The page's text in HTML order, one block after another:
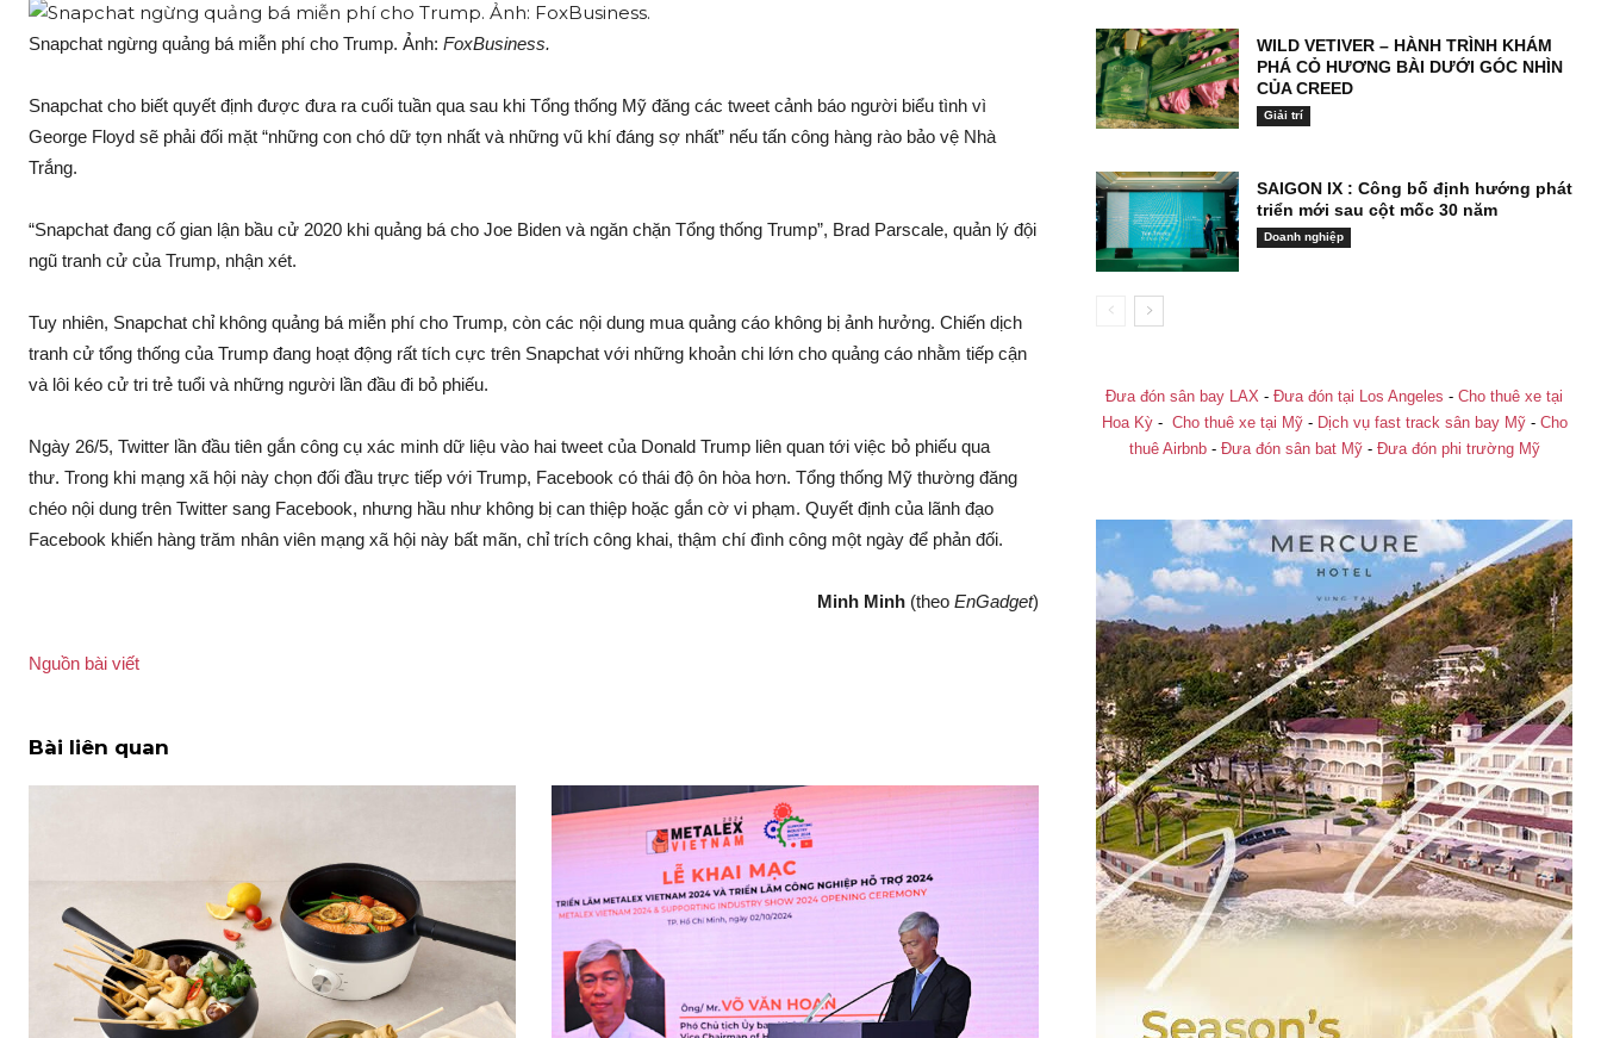
Snapchat ngừng quảng bá miễn phí cho Trump. Ảnh: FoxBusiness.
Snapchat cho biết quyết định được đưa ra cuối tuần qua sau khi Tổng thống Mỹ đăng các tweet cảnh báo người biểu tình vì
George Floyd sẽ phải đối mặt “những con chó dữ tợn nhất và những vũ khí đáng sợ nhất” nếu tấn công hàng rào bảo vệ Nhà
Trắng.
“Snapchat đang cố gian lận bầu cử 2020 khi quảng bá cho Joe Biden và ngăn chặn Tổng thống Trump”, Brad Parscale, quản lý đội
ngũ tranh cử của Trump, nhận xét.
Tuy nhiên, Snapchat chỉ không quảng bá miễn phí cho Trump, còn các nội dung mua quảng cáo không bị ảnh hưởng. Chiến dịch
tranh cử tổng thống của Trump đang hoạt động rất tích cực trên Snapchat với những khoản chi lớn cho quảng cáo nhằm tiếp cận
và lôi kéo cử tri trẻ tuổi và những người lần đầu đi bỏ phiếu.
Ngày 26/5, Twitter lần đầu tiên gắn công cụ xác minh dữ liệu vào hai tweet của Donald Trump liên quan tới việc bỏ phiếu qua
thư. Trong khi mạng xã hội này chọn đối đầu trực tiếp với Trump, Facebook có thái độ ôn hòa hơn. Tổng thống Mỹ thường đăng
chéo nội dung trên Twitter sang Facebook, nhưng hầu như không bị can thiệp hoặc gắn cờ vi phạm. Quyết định của lãnh đạo
Facebook khiến hàng trăm nhân viên mạng xã hội này bất mãn, chỉ trích công khai, thậm chí đình công một ngày để phản đối.
Minh Minh (theo EnGadget)
Nguồn bài viết
Bài liên quan
WILD VETIVER – HÀNH TRÌNH KHÁM
PHÁ CỎ HƯƠNG BÀI DƯỚI GÓC NHÌN
CỦA CREED
Giải trí
SAIGON IX : Công bố định hướng phát
triển mới sau cột mốc 30 năm
Doanh nghiệp
Đưa đón sân bay LAX - Đưa đón tại Los Angeles - Cho thuê xe tại
Hoa Kỳ- Cho thuê xe tại Mỹ- Dịch vụ fast track sân bay Mỹ- Cho
thuê Airbnb- Đưa đón sân bat Mỹ- Đưa đón phi trường Mỹ